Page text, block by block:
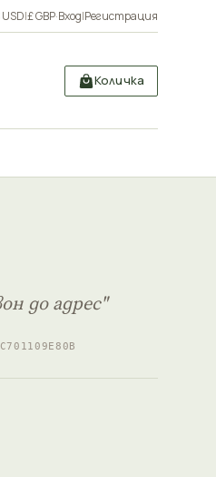
USD|£ GBP·Вход|Регистрация
Количка
до адрес"